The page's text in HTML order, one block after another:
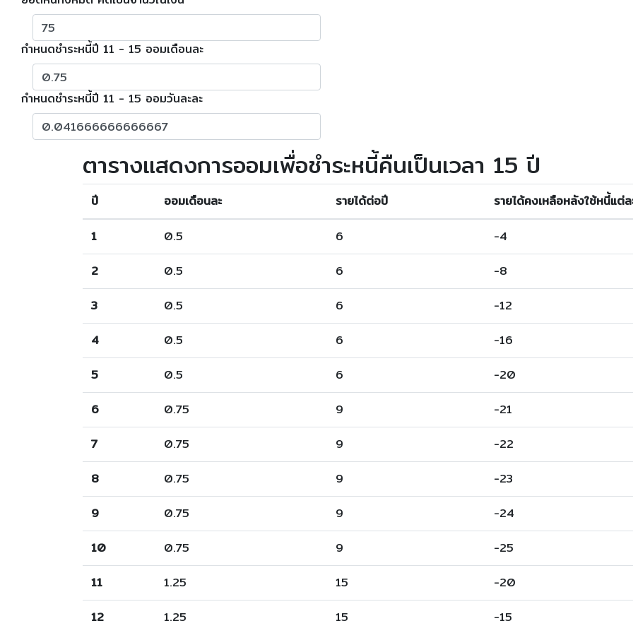
กำหนดชำระหนี้ปี 11 - 15 ออมเดือนละ
กำหนดชำระหนี้ปี 11 - 15 ออมวันละละ
ตารางแสดงการออมเพื่อชำระหนี้คืนเป็นเวลา 15 ปี
ปี ออมเดือนละ รายได้ต่อปี
รายได้คงเหลือหลังใช้หนี้แต่
1
0.5 6
-4
2
0.5 6
-8
3
0.5 6
-12
4
0.5 6
-16
5
0.5 6
-20
6
0.75 9
-21
7
0.75 9
-22
8
0.75 9
-23
9
0.75 9
-24
10
0.75 9
-25
11
1.25 15
-20
12
1.25 15 -15